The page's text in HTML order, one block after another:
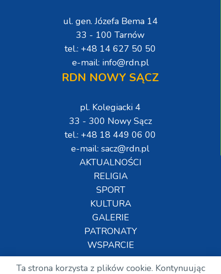
ul. gen. Józefa Bema 14
33 - 100 Tarnów
tel.: +48 14 627 50 50
e-mail: info@rdn.pl
RDN NOWY SĄCZ
pl. Kolegiacki 4
33 - 300 Nowy Sącz
tel.: +48 18 449 06 00
e-mail: sacz@rdn.pl
AKTUALNOŚCI
RELIGIA
SPORT
KULTURA
GALERIE
PATRONATY
WSPARCIE
Ta strona korzysta z plików cookie. Kontynuując